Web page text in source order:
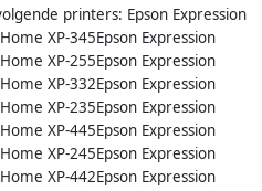
printers: Epson Expression
XP-345Epson Expression
XP-255Epson Expression
XP-332Epson Expression
XP-235Epson Expression
XP-445Epson Expression
XP-245Epson Expression
XP-442Epson Expression